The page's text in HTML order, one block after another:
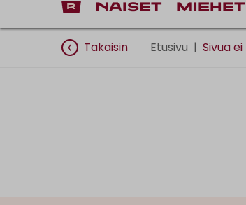
Naiset Miehet
Takaisin Etusivu | Sivua